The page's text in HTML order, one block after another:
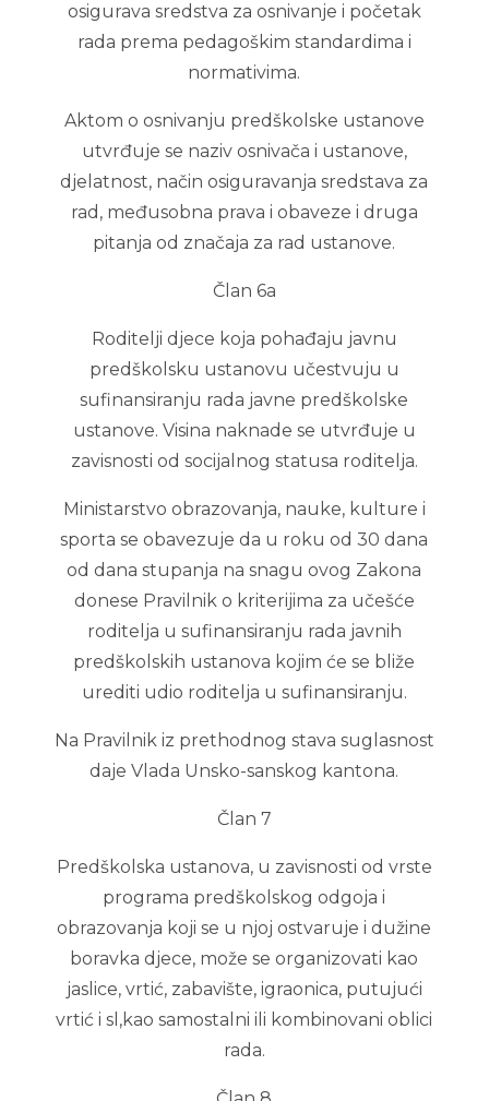
osigurava sredstva za osnivanje i početak
rada prema pedagoškim standardima i
normativima.
Aktom o osnivanju predškolske ustanove
utvrđuje se naziv osnivača i ustanove,
djelatnost, način osiguravanja sredstava za
rad, međusobna prava i obaveze i druga
pitanja od značaja za rad ustanove.
Član 6a
Roditelji djece koja pohađaju javnu
predškolsku ustanovu učestvuju u
sufinansiranju rada javne predškolske
ustanove. Visina naknade se utvrđuje u
zavisnosti od socijalnog statusa roditelja.
Ministarstvo obrazovanja, nauke, kulture i
sporta se obavezuje da u roku od 30 dana
od dana stupanja na snagu ovog Zakona
donese Pravilnik o kriterijima za učešće
roditelja u sufinansiranju rada javnih
predškolskih ustanova kojim će se bliže
urediti udio roditelja u sufinansiranju.
Na Pravilnik iz prethodnog stava suglasnost
daje Vlada Unsko-sanskog kantona.
Član 7
Predškolska ustanova, u zavisnosti od vrste
programa predškolskog odgoja i
obrazovanja koji se u njoj ostvaruje i dužine
boravka djece, može se organizovati kao
jaslice, vrtić, zabavište, igraonica, putujući
vrtić i sl,kao samostalni ili kombinovani oblici
rada.